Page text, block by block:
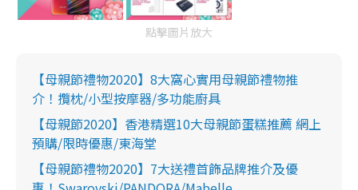
點擊圖片放大
【母親節禮物2020】8大窩心實用母親節禮物推
介！攬枕/小型按摩器/多功能廚具
【母親節2020】香港精選10大母親節蛋糕推薦 網上
預購/限時優惠/東海堂
【母親節禮物2020】7大送禮首飾品牌推介及優